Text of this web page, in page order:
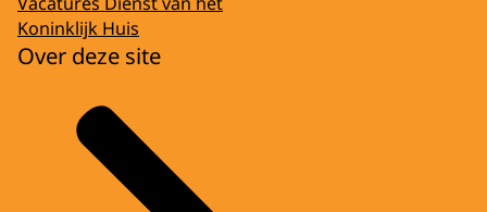
Koninklijk Huis
Over deze site